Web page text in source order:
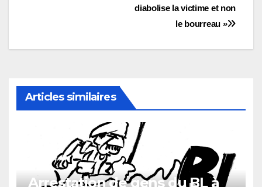
diabolise la victime et non
le bourreau »
Articles similaires
Arrestation de gens du BL à